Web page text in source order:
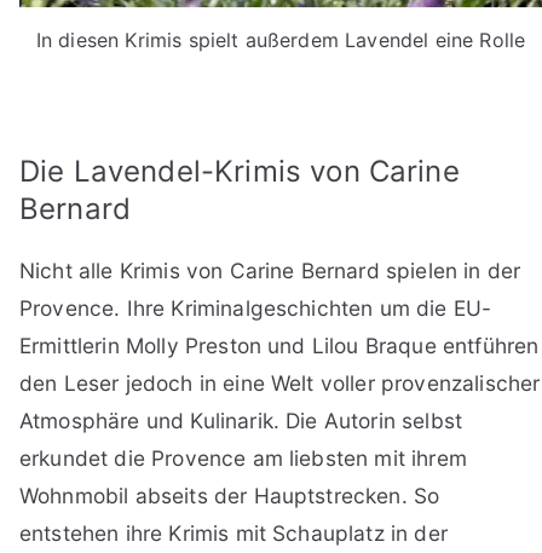
In diesen Krimis spielt außerdem Lavendel eine Rolle
Die Lavendel-Krimis von Carine
Bernard
Nicht alle Krimis von Carine Bernard spielen in der
Provence. Ihre Kriminalgeschichten um die EU-
Ermittlerin Molly Preston und Lilou Braque entführen
den Leser jedoch in eine Welt voller provenzalischer
Atmosphäre und Kulinarik. Die Autorin selbst
erkundet die Provence am liebsten mit ihrem
Wohnmobil abseits der Hauptstrecken. So
entstehen ihre Krimis mit Schauplatz in der